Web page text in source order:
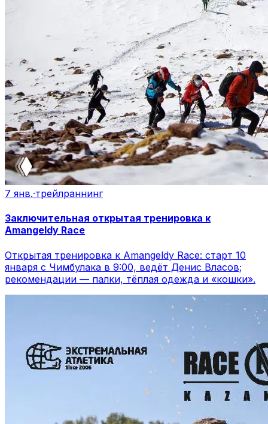
7 янв.·трейлраннинг
Заключительная открытая тренировка к
Amangeldy Race
Открытая тренировка к Amangeldy Race: старт 10
января с Чимбулака в 9:00, ведёт Денис Власов;
рекомендации — палки, тёплая одежда и «кошки».